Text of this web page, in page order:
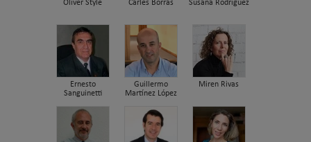
Oliver Style Carles Borrás Susana Rodriguez
Ernesto
Sanguinetti
Guillermo
Martínez López
Miren Rivas